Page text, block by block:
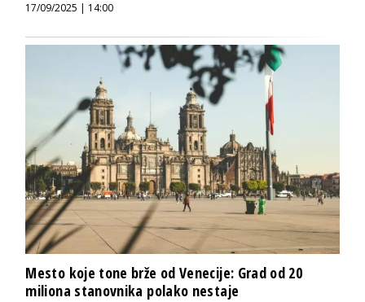
17/09/2025 | 14:00
Mesto koje tone brže od Venecije: Grad od 20
miliona stanovnika polako nestaje